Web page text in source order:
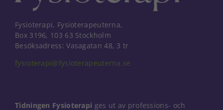
Fysioterapi, Fysioterapeuterna,
Box 3196, 103 63 Stockholm
Besöksadress: Vasagatan 48, 3 tr
fysioterapi@fysioterapeuterna.se
Tidningen Fysioterapi ges ut av professions- och
Statistik
hemsidans
och
hemsidan